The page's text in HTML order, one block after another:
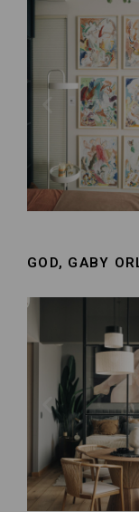
GOD, GABY